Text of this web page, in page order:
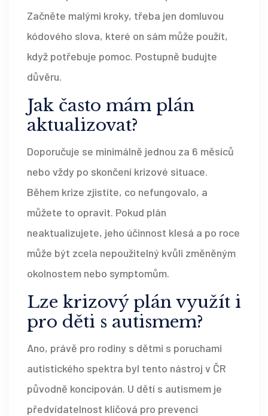
Začněte malými kroky, třeba jen domluvou
kódového slova, které on sám může použít,
když potřebuje pomoc. Postupně budujte
důvěru.
Jak často mám plán
aktualizovat?
Doporučuje se minimálně jednou za 6 měsíců
nebo vždy po skončení krizové situace.
Během krize zjistíte, co nefungovalo, a
můžete to opravit. Pokud plán
neaktualizujete, jeho účinnost klesá a po roce
může být zcela nepoužitelný kvůli změněným
okolnostem nebo symptomům.
Lze krizový plán využít i
pro děti s autismem?
Ano, právě pro rodiny s dětmi s poruchami
autistického spektra byl tento nástroj v ČR
původně koncipován. U dětí s autismem je
předvídatelnost klíčová pro prevenci